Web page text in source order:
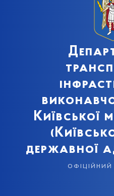
Київської
державної
офіційний